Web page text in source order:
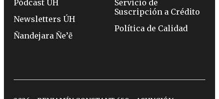
Pódcast ÚH
Newsletters ÚH
Ñandejara Ñe’ẽ
Servicio de
Suscripción a Crédito
Política de Calidad